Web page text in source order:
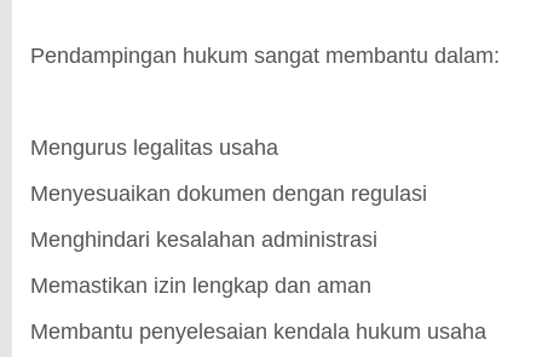
Pendampingan hukum sangat membantu dalam:
Mengurus legalitas usaha
Menyesuaikan dokumen dengan regulasi
Menghindari kesalahan administrasi
Memastikan izin lengkap dan aman
Membantu penyelesaian kendala hukum usaha